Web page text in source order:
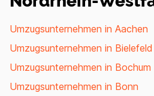
Umzugsunternehmen in Aachen
Umzugsunternehmen in Bielefeld
Umzugsunternehmen in Bochum
Umzugsunternehmen in Bonn